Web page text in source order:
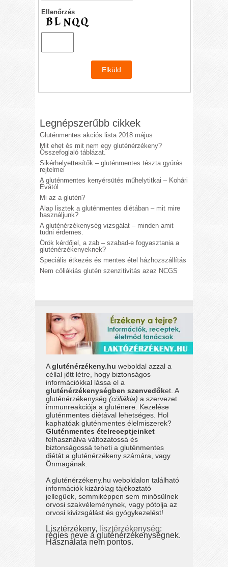
Ellenőrzés
Legnépszerűbb cikkek
Gluténmentes akciós lista 2018 május
Mit ehet és mit nem egy gluténérzékeny?
Összefoglaló táblázat.
Sikérhelyettesítők – gluténmentes tészta gyúrás
rejtelmei
A gluténmentes kenyérsütés műhelytitkai – Kohári
Évától
Mi az a glutén?
Alap lisztek a gluténmentes diétában – mit mire
használjunk?
A gluténérzékenység vizsgálat – minden amit
tudni érdemes.
Örök kérdőjel, a zab – szabad-e fogyasztania a
gluténérzékenyeknek?
Speciális étkezés és mentes étel házhozszállítás
Nem cöliákiás glutén szenzitivitás azaz NCGS
Agluténérzékeny.hu weboldal azzal a
céllal jött létre, hogy biztonságos
információkkal lássa el a
gluténérzékenységben szenvedőket. A
gluténérzékenység(cöliákia) a szervezet
immunreakciója a gluténere. Kezelése
gluténmentes diétával lehetséges. Hol
kaphatóak gluténmentes élelmiszerek?
Gluténmentes ételreceptjeinket
felhasználva változatossá és
biztonságossá teheti a gluténmentes
diétát a gluténérzékeny számára, vagy
Önmagának.
A gluténérzékeny.hu weboldalon található
információk kizárólag tájékoztató
jellegűek, semmiképpen sem minősülnek
orvosi szakvéleménynek, vagy pótolja az
orvosi kivizsgálást és gyógykezelést!
Lisztérzékeny, lisztérzékenység:
régies neve a gluténérzékenységnek.
Használata nem pontos.